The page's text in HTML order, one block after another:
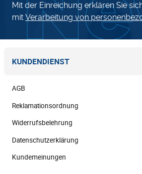
Mit der Einreichung erklären Sie
mit Verarbeitung von
KUNDENDIENST
AGB
Reklamationsordnung
Widerrufsbelehrung
Datenschutzerklärung
Kundemeinungen